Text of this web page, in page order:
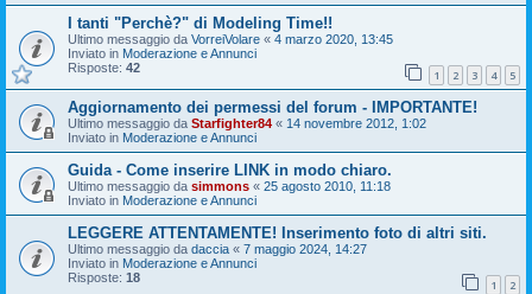
I tanti "Perchè?" di Modeling Time!!
Ultimo messaggio da VorreiVolare « 4 marzo 2020, 13:45
Inviato in Moderazione e Annunci
Risposte: 42 1 2 3 4 5
Aggiornamento dei permessi del forum - IMPORTANTE!
Ultimo messaggio da Starfighter84 « 14 novembre 2012, 1:02
Inviato in Moderazione e Annunci
Guida - Come inserire LINK in modo chiaro.
Ultimo messaggio da simmons « 25 agosto 2010, 11:18
Inviato in Moderazione e Annunci
LEGGERE ATTENTAMENTE! Inserimento foto di altri siti.
Ultimo messaggio da daccia « 7 maggio 2024, 14:27
Inviato in Moderazione e Annunci
Risposte: 18 1 2